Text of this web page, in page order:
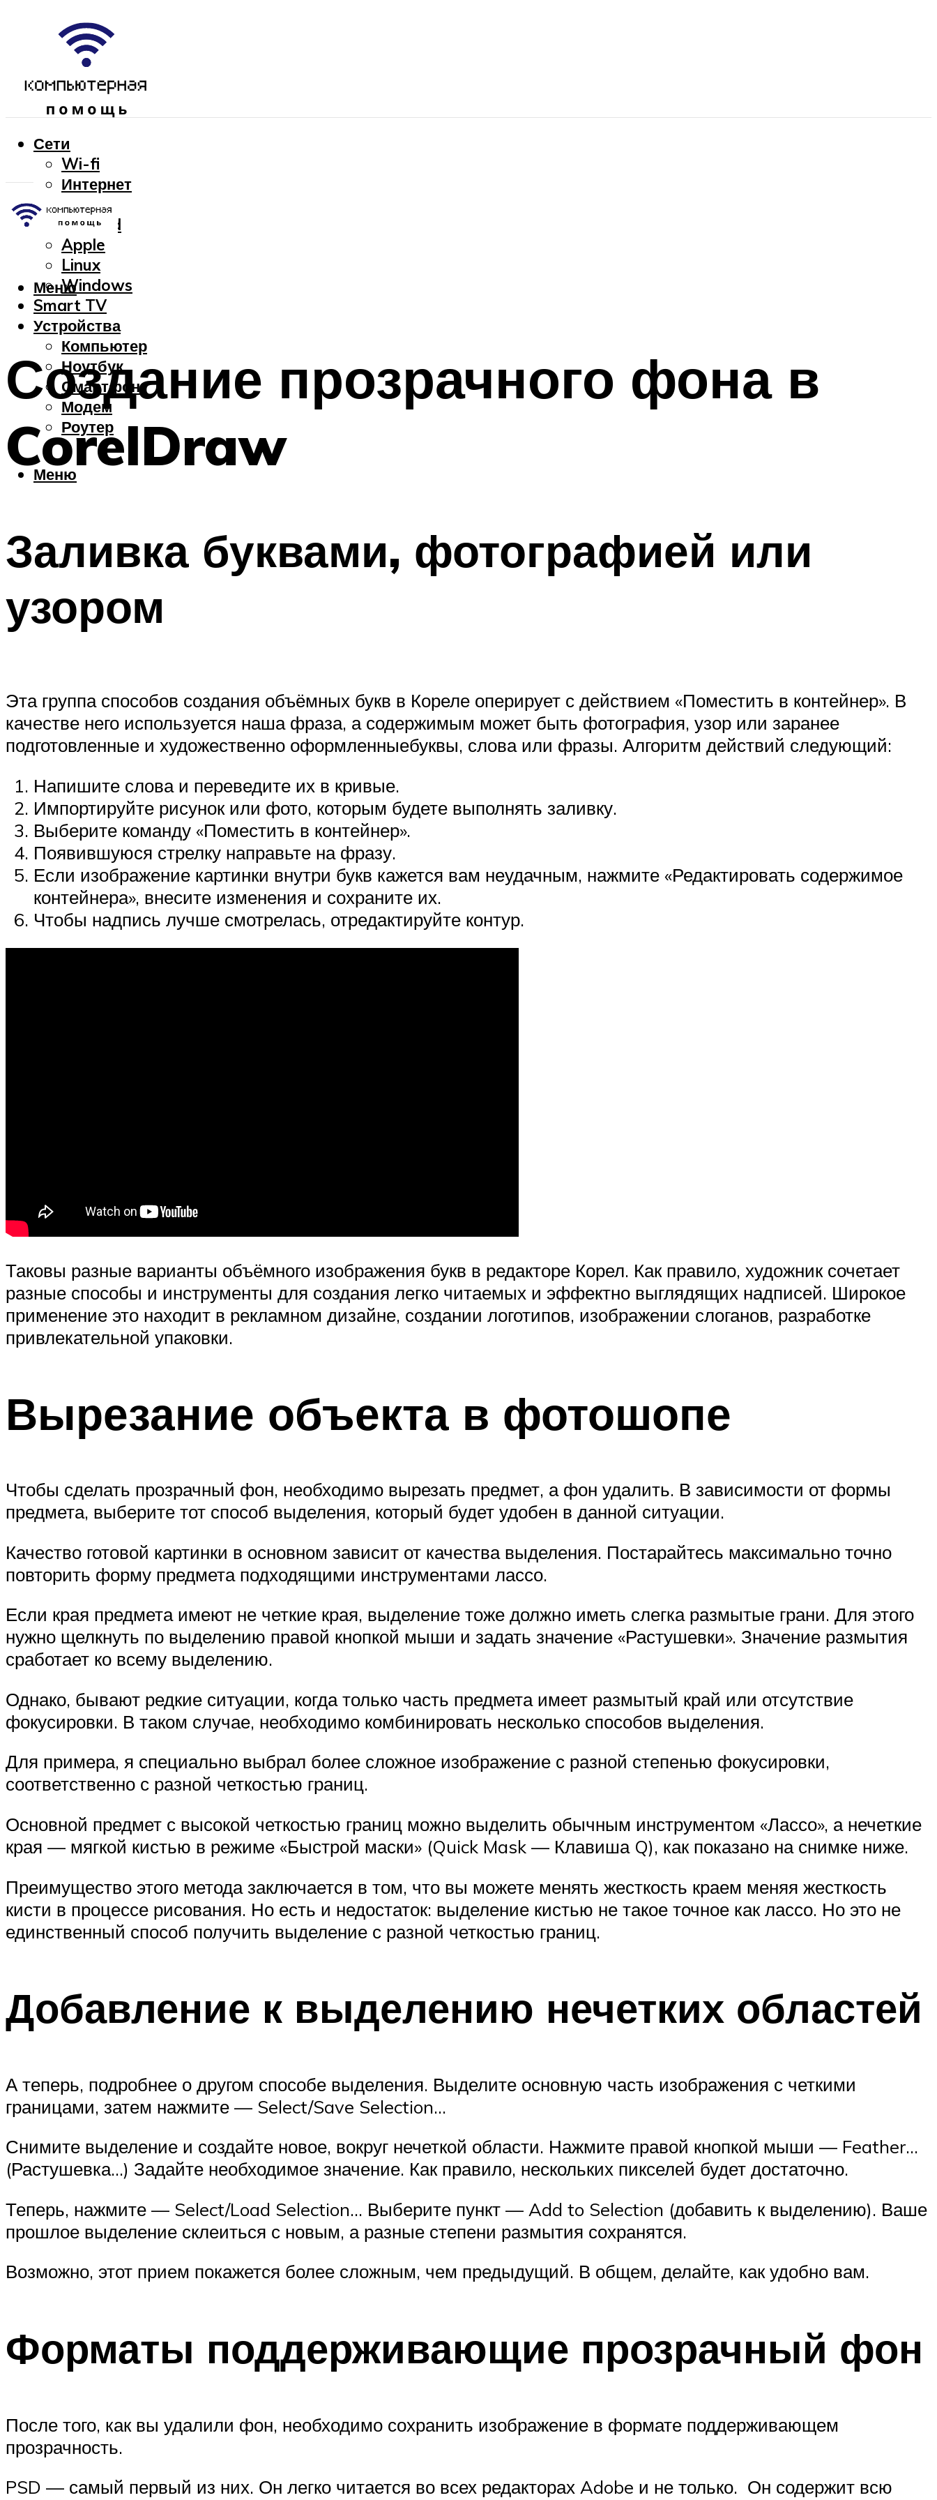
Сети
Wi-fi
Интернет
OC
Android
Apple
Linux
Windows
Smart TV
Устройства
Компьютер
Ноутбук
Смартфон
Модем
Роутер
Меню
Меню
Создание прозрачного фона в
CorelDraw
Заливка буквами, фотографией или
узором
Эта группа способов создания объёмных букв в Кореле оперирует с действием «Поместить в контейнер». В
качестве него используется наша фраза, а содержимым может быть фотография, узор или заранее
подготовленные и художественно оформленныебуквы, слова или фразы. Алгоритм действий следующий:
Напишите слова и переведите их в кривые.
Импортируйте рисунок или фото, которым будете выполнять заливку.
Выберите команду «Поместить в контейнер».
Появившуюся стрелку направьте на фразу.
Если изображение картинки внутри букв кажется вам неудачным, нажмите «Редактировать содержимое
контейнера», внесите изменения и сохраните их.
Чтобы надпись лучше смотрелась, отредактируйте контур.
Таковы разные варианты объёмного изображения букв в редакторе Корел. Как правило, художник сочетает
разные способы и инструменты для создания легко читаемых и эффектно выглядящих надписей. Широкое
применение это находит в рекламном дизайне, создании логотипов, изображении слоганов, разработке
привлекательной упаковки.
Вырезание объекта в фотошопе
Чтобы сделать прозрачный фон, необходимо вырезать предмет, а фон удалить. В зависимости от формы
предмета, выберите тот способ выделения, который будет удобен в данной ситуации.
Качество готовой картинки в основном зависит от качества выделения. Постарайтесь максимально точно
повторить форму предмета подходящими инструментами лассо.
Если края предмета имеют не четкие края, выделение тоже должно иметь слегка размытые грани. Для этого
нужно щелкнуть по выделению правой кнопкой мыши и задать значение «Растушевки». Значение размытия
сработает ко всему выделению.
Однако, бывают редкие ситуации, когда только часть предмета имеет размытый край или отсутствие
фокусировки. В таком случае, необходимо комбинировать несколько способов выделения.
Для примера, я специально выбрал более сложное изображение с разной степенью фокусировки,
соответственно с разной четкостью границ.
Основной предмет с высокой четкостью границ можно выделить обычным инструментом «Лассо», а нечеткие
края — мягкой кистью в режиме «Быстрой маски» (Quick Mask — Клавиша Q), как показано на снимке ниже.
Преимущество этого метода заключается в том, что вы можете менять жесткость краем меняя жесткость
кисти в процессе рисования. Но есть и недостаток: выделение кистью не такое точное как лассо. Но это не
единственный способ получить выделение с разной четкостью границ.
Добавление к выделению нечетких областей
А теперь, подробнее о другом способе выделения. Выделите основную часть изображения с четкими
границами, затем нажмите — Select/Save Selection…
Снимите выделение и создайте новое, вокруг нечеткой области. Нажмите правой кнопкой мыши — Feather…
(Растушевка…) Задайте необходимое значение. Как правило, нескольких пикселей будет достаточно.
Теперь, нажмите — Select/Load Selection… Выберите пункт — Add to Selection (добавить к выделению). Ваше
прошлое выделение склеиться с новым, а разные степени размытия сохранятся.
Возможно, этот прием покажется более сложным, чем предыдущий. В общем, делайте, как удобно вам.
Форматы поддерживающие прозрачный фон
После того, как вы удалили фон, необходимо сохранить изображение в формате поддерживающем
прозрачность.
PSD — самый первый из них. Он легко читается во всех редакторах Adobe и не только. Он содержит всю